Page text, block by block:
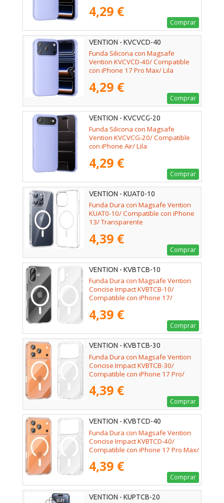
4,29 €
Comprar
VENTION - KVCVCD-40
Funda Silicona con Magsafe
Vention KVCVCD-40/ Compatible
con iPhone 17 Pro Max/ Lila
4,29 €
Comprar
VENTION - KVCVCG-20
Funda Silicona con Magsafe
Vention KVCVCG-20/ Compatible
con iPhone Air/ Lila
4,29 €
Comprar
VENTION - KUAT0-10
Funda Dura con Magsafe Vention
KUAT0-10/ Compatible con iPhone
13/ Transparente
4,39 €
Comprar
VENTION - KVBTCB-10
Funda Dura con Magsafe Vention
Concise Impact KVBTCB-10/
Compatible con iPhone 17/
4,39 €
Comprar
VENTION - KVBTCB-30
Funda Dura con Magsafe Vention
Concise Impact KVBTCB-30/
Compatible con iPhone 17 Pro/
4,39 €
Comprar
VENTION - KVBTCD-40
Funda Dura con Magsafe Vention
Concise Impact KVBTCD-40/
Compatible con iPhone 17 Pro Max/
4,39 €
Comprar
VENTION - KUPTCB-20